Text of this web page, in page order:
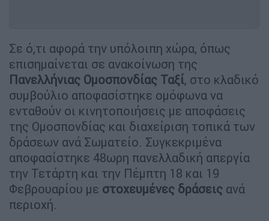
Σε ό,τι αφορά την υπόλοιπη χώρα, όπως
επισημαίνεται σε ανακοίνωση της
Πανελλήνιας Ομοσπονδίας Ταξί, στο κλαδικό
συμβούλιο αποφασίστηκε ομόφωνα να
ενταθούν οι κινητοποιήσεις με αποφάσεις
της Ομοσπονδίας και διαχείριση τοπικά των
δράσεων ανά Σωματείο. Συγκεκριμένα
αποφασίστηκε 48ωρη πανελλαδική απεργία
την Τετάρτη και την Πέμπτη 18 και 19
Φεβρουαρίου με στοχευμένες δράσεις ανά
περιοχή.